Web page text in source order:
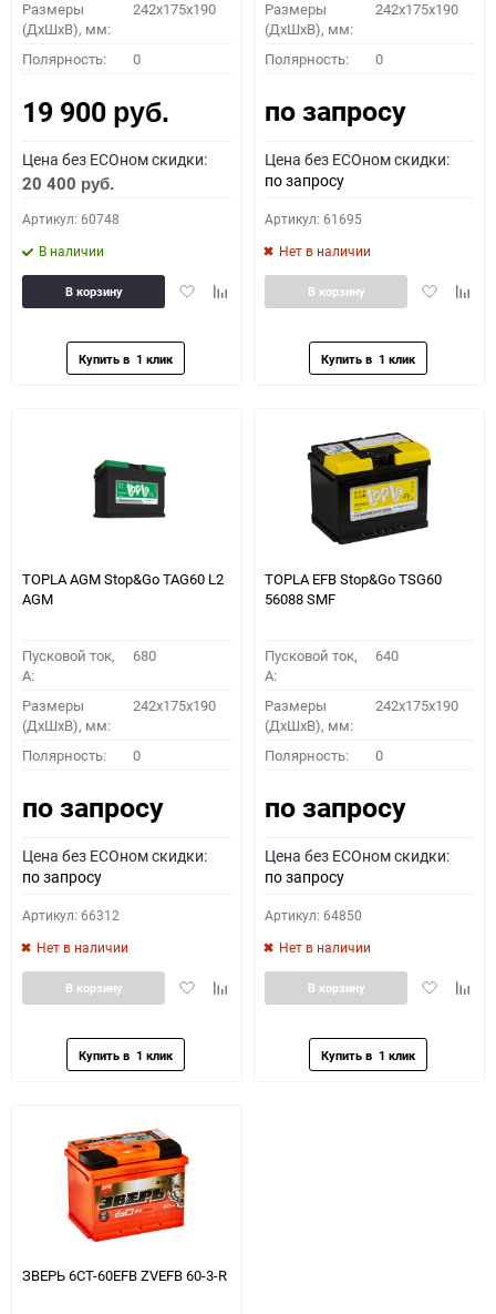
Размеры
(ДхШхВ), мм:
242x175x190
Полярность: 0
19 900 руб.
Цена без ECOном скидки:
20 400 руб.
Артикул: 60748
В наличии
ДобавитьДобавить
В корзину
Размеры
(ДхШхВ), мм:
242x175x190
Полярность: 0
по запросу
Цена без ECOном скидки:
по запросу
Артикул: 61695
Нет в наличии
Добавить
В корзину
TOPLA AGM Stop&Go TAG60 L2
AGM
Пусковой ток,
A:
680
Размеры
(ДхШхВ), мм:
242x175x190
Полярность: 0
по запросу
Цена без ECOном скидки:
по запросу
Артикул: 66312
Нет в наличии
ДобавитьДобавить
В корзину
TOPLA EFB Stop&Go TSG60
56088 SMF
Пусковой ток,
A:
640
Размеры
(ДхШхВ), мм:
242x175x190
Полярность: 0
по запросу
Цена без ECOном скидки:
по запросу
Артикул: 64850
Нет в наличии
Добавить
В корзину
ЗВЕРЬ 6СТ-60EFB ZVEFB 60-3-R